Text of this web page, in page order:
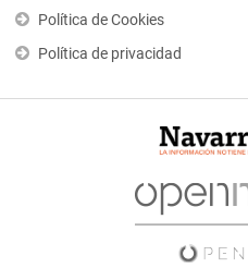
Política de Cookies
Política de privacidad